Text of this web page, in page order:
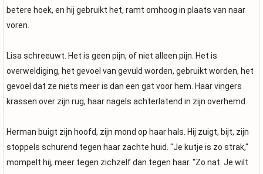
betere hoek, en hij gebruikt het, ramt omhoog in plaats van naar
voren.
Lisa schreeuwt. Het is geen pijn, of niet alleen pijn. Het is
overweldiging, het gevoel van gevuld worden, gebruikt worden, het
gevoel dat ze niets meer is dan een gat voor hem. Haar vingers
krassen over zijn rug, haar nagels achterlatend in zijn overhemd.
Herman buigt zijn hoofd, zijn mond op haar hals. Hij zuigt, bijt, zijn
stoppels schurend tegen haar zachte huid. "Je kutje is zo strak,"
mompelt hij, meer tegen zichzelf dan tegen haar. "Zo nat. Je wilt